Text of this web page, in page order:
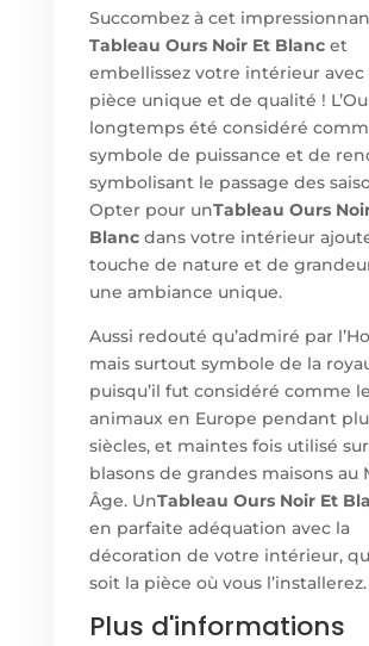
Succombez à cet
Tableau Ours Noir Et Blancet
embellissez votre intérieur
pièce unique et de qualité !
longtemps été considéré
symbole de puissance et de
symbolisant le passage des
Opter pour unTableau Ours
Blancdans votre intérieur
touche de nature et de
une ambiance unique.
Aussi redouté qu’admiré par
mais surtout symbole de la
puisqu’il fut considéré comme
animaux en Europe pendant
siècles, et maintes fois utilisé
blasons de grandes maisons au
Âge. UnTableau Ours Noir Et
en parfaite adéquation avec la
décoration de votre intérieur,
soit la pièce où vous l’installerez.
Plus d'informations